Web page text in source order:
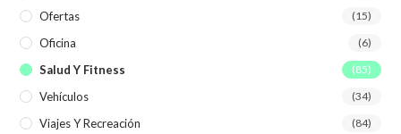
Ofertas (15)
Oficina (6)
Salud Y Fitness (85)
Vehículos (34)
Viajes Y Recreación (84)